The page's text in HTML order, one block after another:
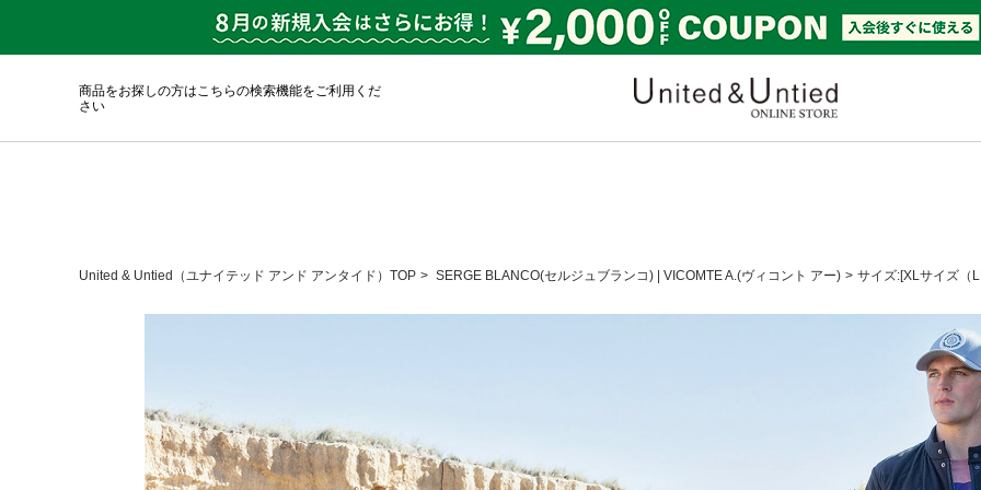
商品をお探しの方はこちらの検索機能をご利用くだ
さい
United & Untied（ユナイテッド アンド アンタイド）TOP SERGE BLANCO(セルジュブランコ) VICOMTE A.(ヴィコント アー) サイズ:[XLサイズ（